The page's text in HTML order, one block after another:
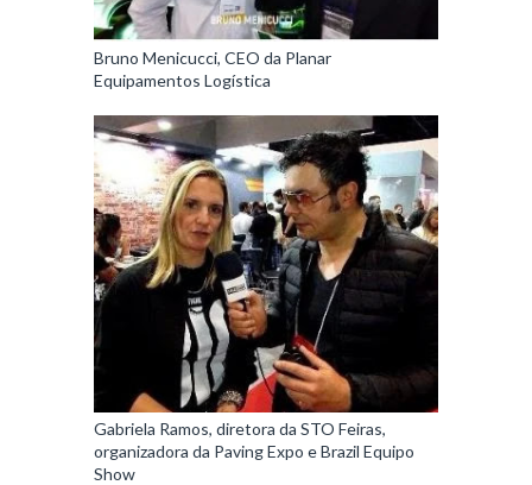
Bruno Menicucci, CEO da Planar
Equipamentos Logística
Gabriela Ramos, diretora da STO Feiras,
organizadora da Paving Expo e Brazil Equipo
Show